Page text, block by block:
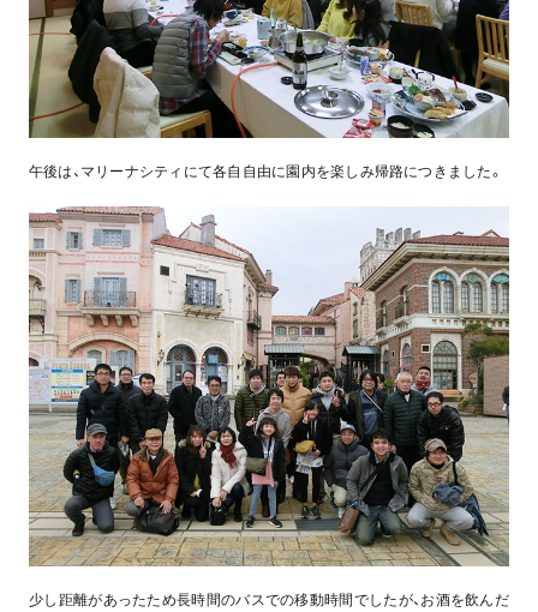
午後は、マリーナシティにて各自自由に園内を楽しみ帰路につきました。
少し距離があったため長時間のバスでの移動時間でしたが、お酒を飲んだ